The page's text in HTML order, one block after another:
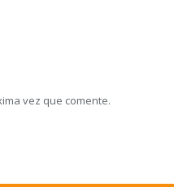
vez que comente.